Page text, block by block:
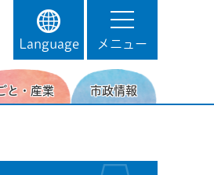
Language
メニュー
と・産業 市政情報